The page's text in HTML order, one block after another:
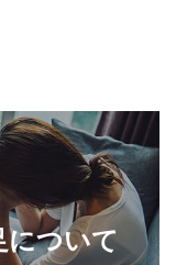
について